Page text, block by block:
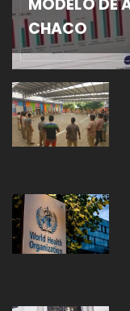
CHACO